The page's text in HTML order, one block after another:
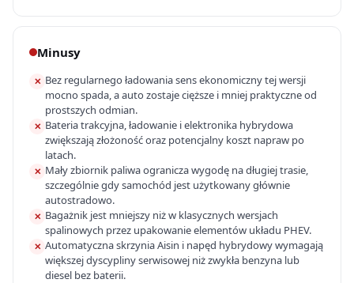
Minusy
✕ Bez regularnego ładowania sens ekonomiczny tej wersji
mocno spada, a auto zostaje cięższe i mniej praktyczne od
prostszych odmian.
✕ Bateria trakcyjna, ładowanie i elektronika hybrydowa
zwiększają złożoność oraz potencjalny koszt napraw po
latach.
✕ Mały zbiornik paliwa ogranicza wygodę na długiej trasie,
szczególnie gdy samochód jest użytkowany głównie
autostradowo.
✕ Bagażnik jest mniejszy niż w klasycznych wersjach
spalinowych przez upakowanie elementów układu PHEV.
✕ Automatyczna skrzynia Aisin i napęd hybrydowy wymagają
większej dyscypliny serwisowej niż zwykła benzyna lub
diesel bez baterii.